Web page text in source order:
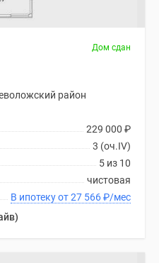
Дом сдан
район
229 000 ₽
3 (оч.IV)
5 из 10
чистовая
В ипотеку от 27 566₽/мес